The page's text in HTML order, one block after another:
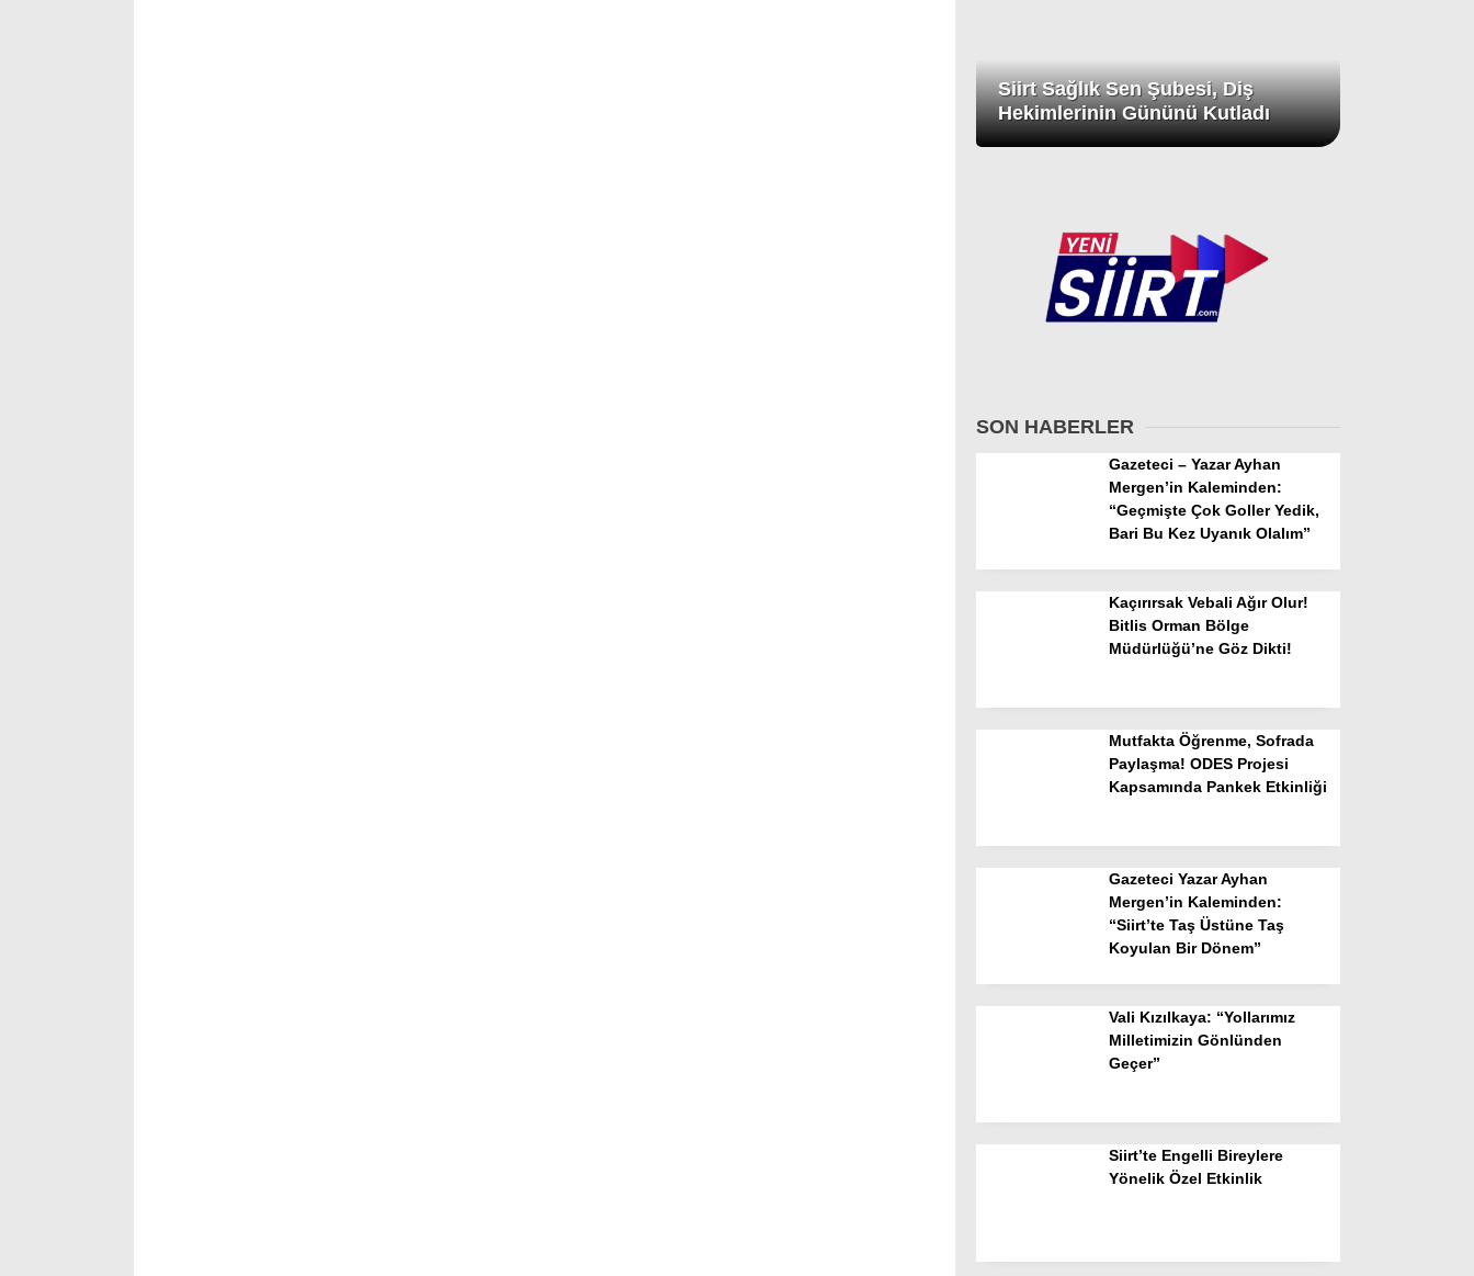
Siirt Sağlık Sen Şubesi, Diş
Hekimlerinin Gününü Kutladı
SON HABERLER
Gazeteci – Yazar Ayhan
Mergen’in Kaleminden:
“Geçmişte Çok Goller Yedik,
Bari Bu Kez Uyanık Olalım”
Kaçırırsak Vebali Ağır Olur!
Bitlis Orman Bölge
Müdürlüğü’ne Göz Dikti!
Mutfakta Öğrenme, Sofrada
Paylaşma! ODES Projesi
Kapsamında Pankek Etkinliği
Gazeteci Yazar Ayhan
Mergen’in Kaleminden:
“Siirt’te Taş Üstüne Taş
Koyulan Bir Dönem”
Vali Kızılkaya: “Yollarımız
Milletimizin Gönlünden
Geçer”
Siirt’te Engelli Bireylere
Yönelik Özel Etkinlik